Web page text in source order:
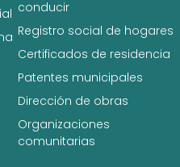
conducir
Registro social de hogares
Certificados de residencia
Patentes municipales
Dirección de obras
Organizaciones
comunitarias